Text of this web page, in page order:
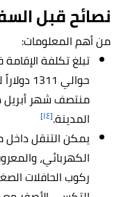
نصائح قبل
من أهم المعلومات:
تبلغ تكلفة
حوالي
منتصف شهر
المدينة.[١٤]
يمكن التنقل
الكهربائي،
ركوب الحافلات